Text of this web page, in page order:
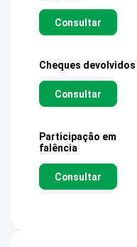
Consultar
Cheques devolvidos
Consultar
Participação em
falência
Consultar